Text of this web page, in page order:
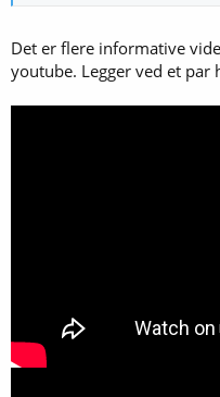
Det er flere informative
youtube. Legger ved et par